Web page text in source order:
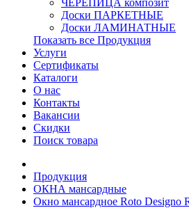
ЧЕРЕПИЦА композит
Доски ПАРКЕТНЫЕ
Доски ЛАМИНАТНЫЕ
Показать все Продукция
Услуги
Сертификаты
Каталоги
О нас
Контакты
Вакансии
Скидки
Поиск товара
Продукция
ОКНА мансардные
Окно мансардное Roto Designo